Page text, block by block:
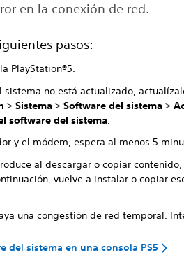
en la conexión de red.
pasos:
PlayStation®5.
sistema no está actualizado,
>Sistema >Software del sistema >
software del sistema
y el módem, espera al menos 5
al descargar o copiar
vuelve a instalar o copiar
una congestión de red temporal.
del sistema en una consola PS5